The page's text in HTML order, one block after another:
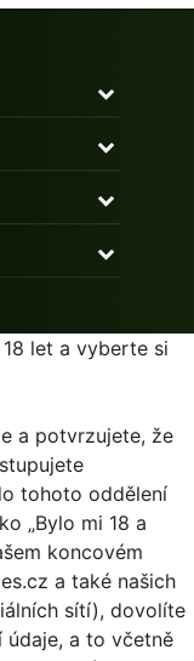
let a vyberte si
a potvrzujete, že
tohoto oddělení
„Bylo mi 18 a
koncovém
a také našich
sítí), dovolíte
údaje, a to včetně